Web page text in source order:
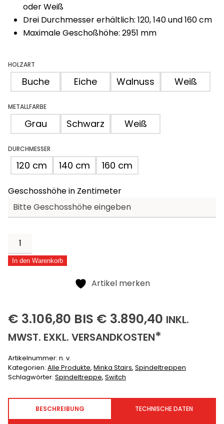
oder Weiß
Drei Durchmesser erhältlich: 120, 140 und 160 cm
Maximale Geschoßhöhe: 2951 mm
HOLZART
Buche Eiche Walnuss Weiß
METALLFARBE
Grau Schwarz Weiß
DURCHMESSER
120 cm 140 cm 160 cm
Geschosshöhe in Zentimeter
Switch
Menge
In den Warenkorb
Artikel merken
€ 3.106,80 3106,80
BIS € 3.890,40 3890,40
INKL.
MWST. EXKL. (EXKLUSIVE)
VERSANDKOSTEN*
Artikelnummer: n. v.
Kategorien: Alle Produkte, Minka Stairs, Spindeltreppen
Schlagwörter: Spindeltreppe, Switch
BESCHREIBUNG TECHNISCHE DATEN